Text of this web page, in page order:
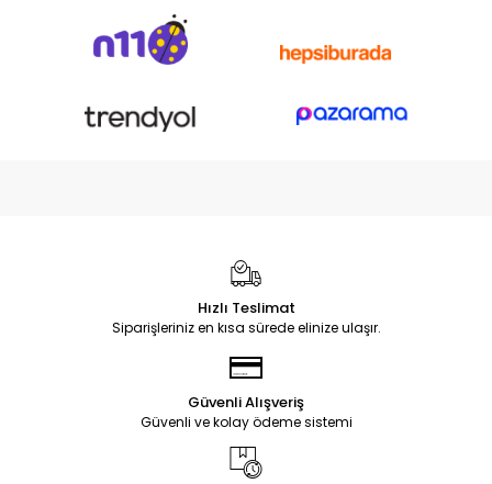
Hızlı Teslimat
Siparişleriniz en kısa sürede elinize ulaşır.
Güvenli Alışveriş
Güvenli ve kolay ödeme sistemi